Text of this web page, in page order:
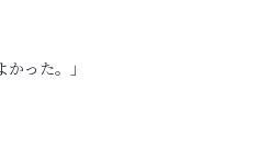
った。」